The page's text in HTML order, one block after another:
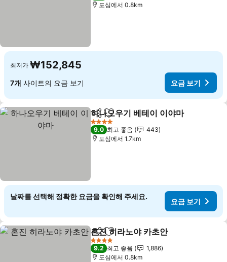
도심에서 0.8km
최저가 ₩152,845
7개 사이트의 요금 보기 요금 보기
공유 즐겨찾기에 추가
하나오우기 베테이 이야마
4 성급
9.0 최고 좋음
443
도심에서 1.7km
날짜를 선택해 정확한 요금을 확인해 주세요.
요금 보기
공유 즐겨찾기에 추가
혼진 히라노야 카초안
4 성급
9.2 최고 좋음
1,886
도심에서 0.8km